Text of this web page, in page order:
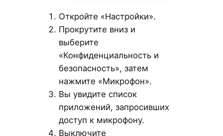
Откройте «Настройки».
Прокрутите вниз и
выберите
«Конфиденциальность и
безопасность», затем
нажмите «Микрофон».
Вы увидите список
приложений, запросивших
доступ к микрофону.
Выключите